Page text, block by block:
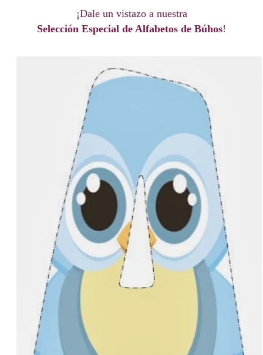
¡Dale un vistazo a nuestra
Selección Especial de Alfabetos de Búhos!